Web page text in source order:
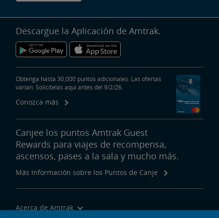
Descargue la Aplicación de Amtrak.
Obtenga hasta 30,000 puntos adicionales. Las ofertas
varían. Solicítelas aquí antes del 9/2/26.
Conozca más
Canjee los puntos Amtrak Guest
Rewards para viajes de recompensa,
ascensos, pases a la sala y mucho más.
Más Información sobre los Puntos de Canje
Acerca de Amtrak